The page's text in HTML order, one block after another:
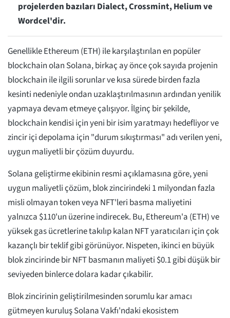
projelerden bazıları Dialect, Crossmint, Helium ve
Wordcel'dir.
Genellikle Ethereum (ETH) ile karşılaştırılan en popüler
blockchain olan Solana, birkaç ay önce çok sayıda projenin
blockchain ile ilgili sorunlar ve kısa sürede birden fazla
kesinti nedeniyle ondan uzaklaştırılmasının ardından yenilik
yapmaya devam etmeye çalışıyor. İlginç bir şekilde,
blockchain kendisi için yeni bir isim yaratmayı hedefliyor ve
zincir içi depolama için "durum sıkıştırması" adı verilen yeni,
uygun maliyetli bir çözüm duyurdu.
Solana geliştirme ekibinin resmi açıklamasına göre, yeni
uygun maliyetli çözüm, blok zincirindeki 1 milyondan fazla
misli olmayan token veya NFT'leri basma maliyetini
yalnızca $110'un üzerine indirecek. Bu, Ethereum'a (ETH) ve
yüksek gas ücretlerine takılıp kalan NFT yaratıcıları için çok
kazançlı bir teklif gibi görünüyor. Nispeten, ikinci en büyük
blok zincirinde bir NFT basmanın maliyeti $0.1 gibi düşük bir
seviyeden binlerce dolara kadar çıkabilir.
Blok zincirinin geliştirilmesinden sorumlu kar amacı
gütmeyen kuruluş Solana Vakfı'ndaki ekosistem